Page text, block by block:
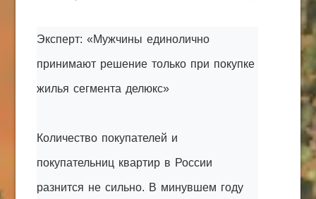
Edgarpo26@gmail.com
axin.ed@yandex.ru
yrikf40@gmail.com
Эксперт: «Мужчины единолично
принимают решение только при покупке
жилья сегмента делюкс»
Количество покупателей и
покупательниц квартир в России
разнится не сильно. В минувшем году